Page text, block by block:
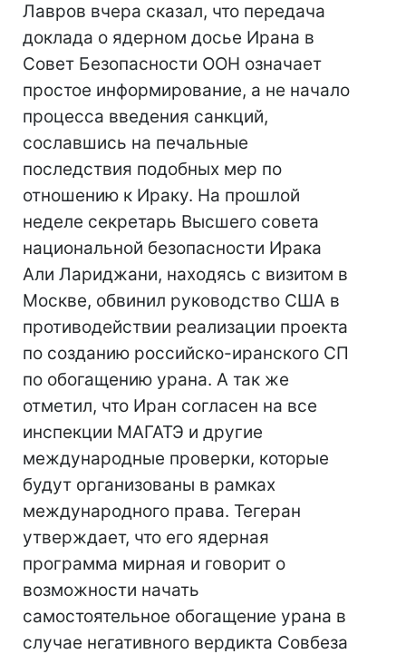
Лавров вчера сказал, что передача
доклада о ядерном досье Ирана в
Совет Безопасности ООН означает
простое информирование, а не начало
процесса введения санкций,
сославшись на печальные
последствия подобных мер по
отношению к Ираку. На прошлой
неделе секретарь Высшего совета
национальной безопасности Ирака
Али Лариджани, находясь с визитом в
Москве, обвинил руководство США в
противодействии реализации проекта
по созданию российско-иранского СП
по обогащению урана. А так же
отметил, что Иран согласен на все
инспекции МАГАТЭ и другие
международные проверки, которые
будут организованы в рамках
международного права. Тегеран
утверждает, что его ядерная
программа мирная и говорит о
возможности начать
самостоятельное обогащение урана в
случае негативного вердикта Совбеза